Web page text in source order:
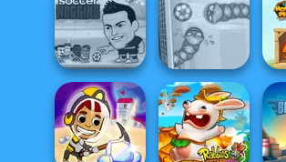
Mosaic Artimo
Mahjong Sweet
Easter
Super Soccer
Noggins
Soccer Snakes